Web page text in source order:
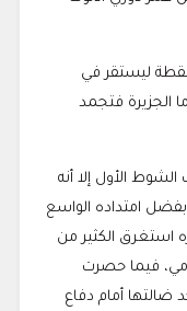
الوصل رصيده إثر هذا الفوز إلى 25 نقطة ليستقر في
الجزيرة فتجمد
الشوط الأول إلا أنه
امتداده الواسع
استغرق الكثير من
فيما حصرت
أمام دفاع